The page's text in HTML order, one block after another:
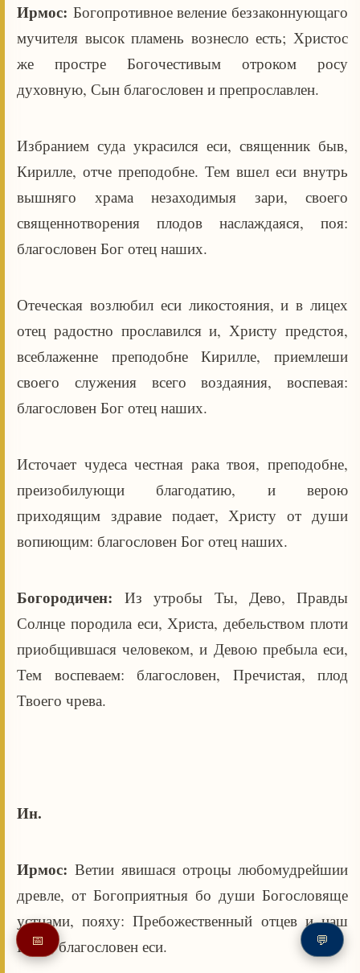
Ирмос: Богопротивное веление беззаконнующаго
мучителя высок пламень вознесло есть; Христос
же простре Богочестивым отроком росу
духовную, Сын благословен и препрославлен.
Избранием суда украсился еси, священник быв,
Кирилле, отче преподобне. Тем вшел еси внутрь
вышняго храма незаходимыя зари, своего
священнотворения плодов наслаждаяся, поя:
благословен Бог отец наших.
Отеческая возлюбил еси ликостояния, и в лицех
отец радостно прославился и, Христу предстоя,
всеблаженне преподобне Кирилле, приемлеши
своего служения всего воздаяния, воспевая:
благословен Бог отец наших.
Источает чудеса честная рака твоя, преподобне,
преизобилующи благодатию, и верою
приходящим здравие подает, Христу от души
вопиющим: благословен Бог отец наших.
Богородичен:Из утробы Ты, Дево, Правды
Солнце породила еси, Христа, дебельством плоти
приобщившася человеком, и Девою пребыла еси,
Тем воспеваем: благословен, Пречистая, плод
Твоего чрева.
Ин.
Ирмос:Ветии явишася отроцы любомудрейшии
древле, от Богоприятныя бо души Богословяще
устнами, пояху: Пребожественный отцев и наш
Боже, благословен еси.
📅 💬